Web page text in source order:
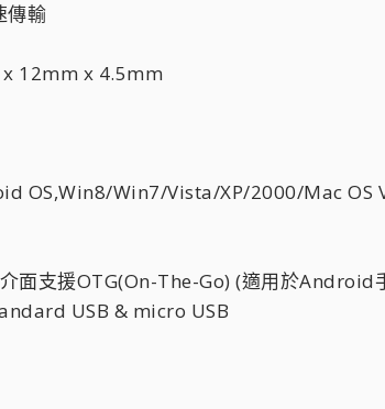
傳輸
12mm x 4.5mm
OS,Win8/Win7/Vista/XP/2000/Mac OS
面支援OTG(On-The-Go) (適用於Android
USB & micro USB